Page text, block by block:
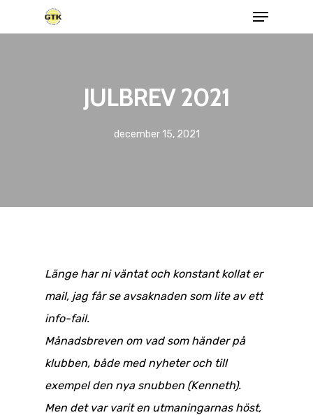
JULBREV 2021
december 15, 2021
Länge har ni väntat och konstant kollat er
mail, jag får se avsaknaden som lite av ett
info-fail.
Månadsbreven om vad som händer på
klubben, både med nyheter och till
exempel den nya snubben (Kenneth).
Men det var varit en utmaningarnas höst,